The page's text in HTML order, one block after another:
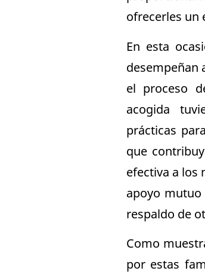
ofrecerles un
En esta
desempeñan
el proceso
acogida
prácticas
que
efectiva a los
apoyo
respaldo de
Como
por estas